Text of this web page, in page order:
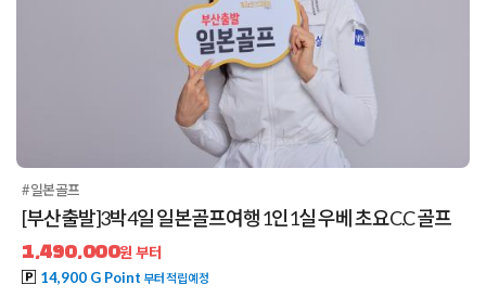
#일본골프
[부산출발]3박4일 일본골프여행 1인1실 우베 초요C.C 골프
1,490,000원 부터
14,900 G Point 부터 적립예정